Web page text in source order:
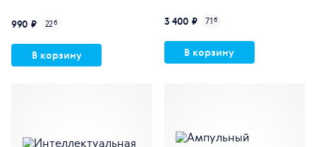
990 ₽ 22б
В корзину
3 400 ₽ 71б
В корзину